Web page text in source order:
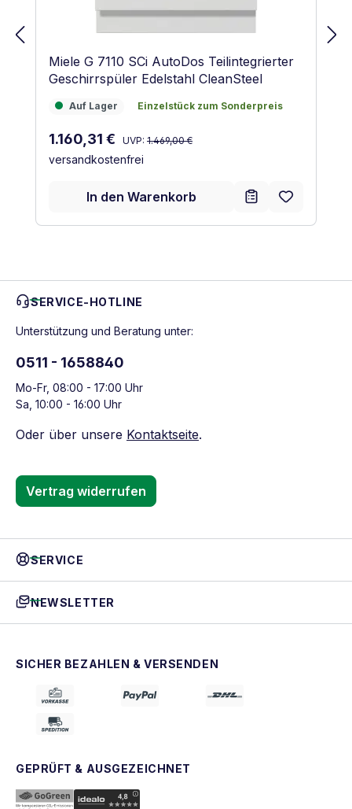
Miele G 7110 SCi AutoDos Teilintegrierter
Geschirrspüler Edelstahl CleanSteel
Auf Lager
Auf Lager Einzelstück zum Sonderpreis
Einzelstück zum Sonderpreis
Verkaufspreis:
1.160,31 € Regulärer Preis:
UVP: 1.469,00 €
versandkostenfrei
In den Warenkorb
SERVICE-HOTLINE
Unterstützung und Beratung unter:
0511 - 1658840
Mo-Fr, 08:00 - 17:00 Uhr
Sa, 10:00 - 16:00 Uhr
Oder über unsere Kontaktseite.
Vertrag widerrufen
SERVICE
NEWSLETTER
SICHER BEZAHLEN & VERSENDEN
GEPRÜFT & AUSGEZEICHNET